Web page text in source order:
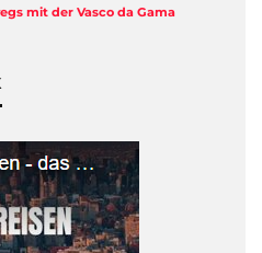
mit der Vasco da Gama